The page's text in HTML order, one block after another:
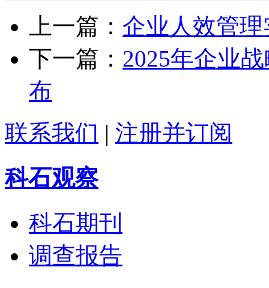
上一篇： 企业人效管
下一篇： 2025年企业
布
联系我们 | 注册并订阅
科石观察
科石期刊
调查报告